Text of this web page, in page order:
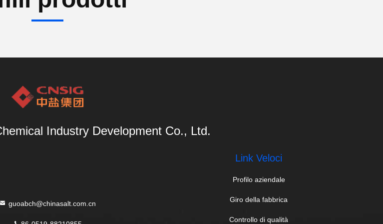
Industry Development Co., Ltd.
guoabch@chinasalt.com.cn
Link Veloci
Profilo aziendale
Giro della fabbrica
Controllo di qualità